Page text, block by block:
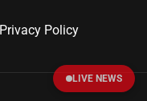
Privacy Policy
LIVE NEWS